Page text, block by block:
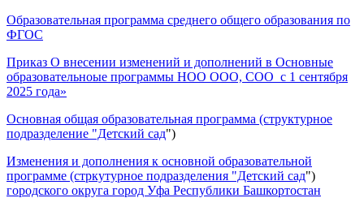
Образовательная программа среднего общего образования по
ФГОС
Приказ О внесении изменений и дополнений в Основные
образовательноые программы НОО ООО, СОО с 1 сентября
2025 года»
Основная общая образовательная программа (структурное
подразделение "Детский сад")
Изменения и дополнения к основной образовательной
программе (стркутурное подразделения "Детский сад")
городского округа город Уфа Республики Башкортостан